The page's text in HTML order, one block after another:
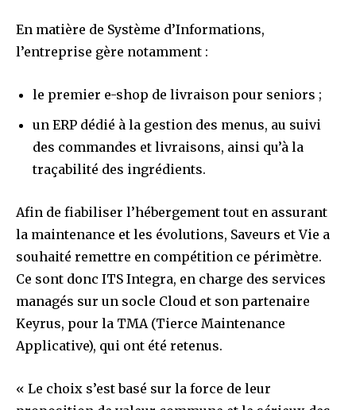
En matière de Système d’Informations,
l’entreprise gère notamment :
le premier e-shop de livraison pour seniors ;
un ERP dédié à la gestion des menus, au suivi
des commandes et livraisons, ainsi qu’à la
traçabilité des ingrédients.
Afin de fiabiliser l’hébergement tout en assurant
la maintenance et les évolutions, Saveurs et Vie a
souhaité remettre en compétition ce périmètre.
Ce sont donc ITS Integra, en charge des services
managés sur un socle Cloud et son partenaire
Keyrus, pour la TMA (Tierce Maintenance
Applicative), qui ont été retenus.
« Le choix s’est basé sur la force de leur